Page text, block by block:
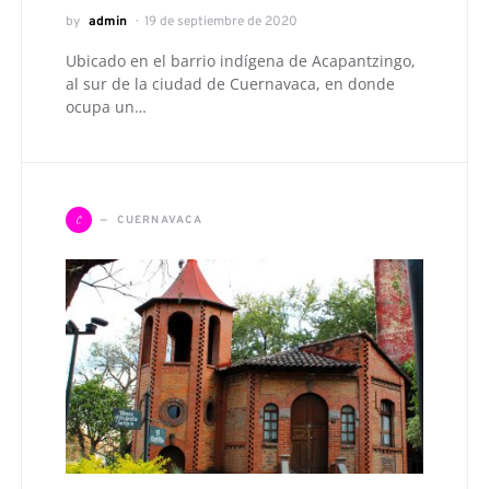
by admin 19 de septiembre de 2020
Ubicado en el barrio indígena de Acapantzingo,
al sur de la ciudad de Cuernavaca, en donde
ocupa un…
C CUERNAVACA